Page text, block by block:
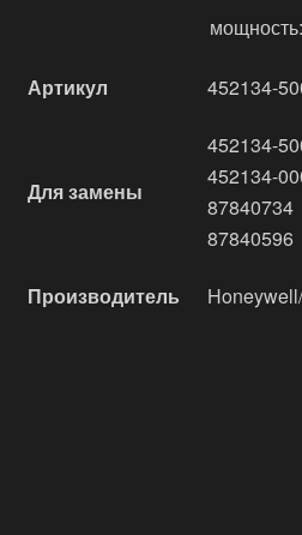
мощность:
Артикул 452134-
Для замены
452134-
452134-
87840734
87840596
Производитель